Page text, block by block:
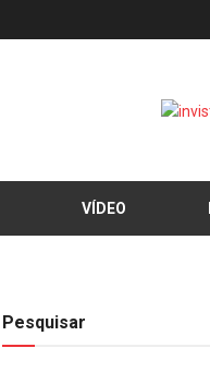
VÍDEO
Pesquisar